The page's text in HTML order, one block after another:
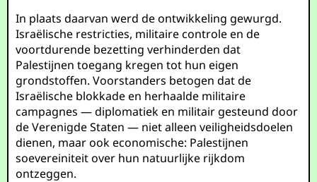
In plaats daarvan werd de ontwikkeling gewurgd.
Israëlische restricties, militaire controle en de
voortdurende bezetting verhinderden dat
Palestijnen toegang kregen tot hun eigen
grondstoffen. Voorstanders betogen dat de
Israëlische blokkade en herhaalde militaire
campagnes — diplomatiek en militair gesteund door
de Verenigde Staten — niet alleen veiligheidsdoelen
dienen, maar ook economische: Palestijnen
soevereiniteit over hun natuurlijke rijkdom
ontzeggen.